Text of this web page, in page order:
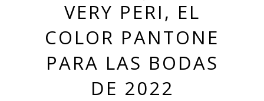
VERY PERI, EL
COLOR PANTONE
PARA LAS BODAS
DE 2022